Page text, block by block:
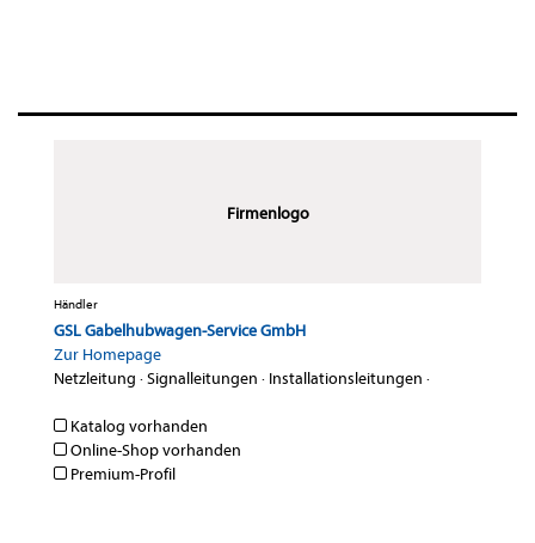
Firmenlogo
Händler
GSL Gabelhubwagen-Service GmbH
Zur Homepage
Netzleitung ·Signalleitungen · Installationsleitungen ·
Katalog vorhanden
Online-Shop vorhanden
Premium-Profil